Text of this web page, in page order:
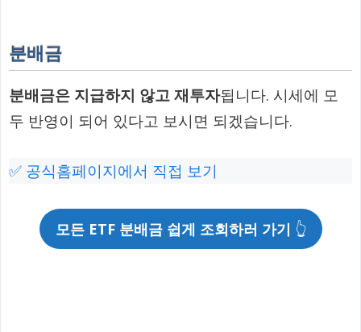
분배금
분배금은 지급하지 않고 재투자됩니다. 시세에 모
두 반영이 되어 있다고 보시면 되겠습니다.
✅ 공식홈페이지에서 직접 보기
모든 ETF 분배금 쉽게 조회하러 가기 👆